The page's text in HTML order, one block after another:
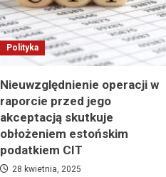
musi
upaść.
Taki
jest
cel”
Polityka
Nieuwzględnienie operacji w
raporcie przed jego
akceptacją skutkuje
obłożeniem estońskim
podatkiem CIT
28 kwietnia, 2025